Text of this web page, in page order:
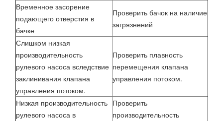
Временное засорение
подающего отверстия в
бачке
Проверить бачок на наличие
загрязнений
Слишком низкая
производительность
рулевого насоса вследствие
заклинивания клапана
управления потоком.
Проверить плавность
перемещения клапана
управления потоком.
Низкая производительность
рулевого насоса в
Проверить
производительность